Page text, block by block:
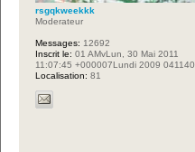
rsgqkweekkk
Moderateur
Messages: 12692
Inscrit le: 01 AMvLun, 30 Mai 2011
11:07:45 +000007Lundi 2009 041140
Localisation: 81